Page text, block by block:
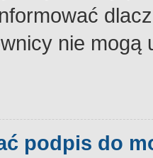
nie
podpis do